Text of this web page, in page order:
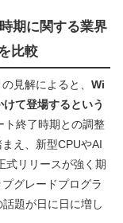
期に関する業界
比較
見解によると、 Wi
て登場するという
ト終了時期との調整
え、新型CPUやAI
式リリースが強く期
グレードプログラ
題が日に日に増し